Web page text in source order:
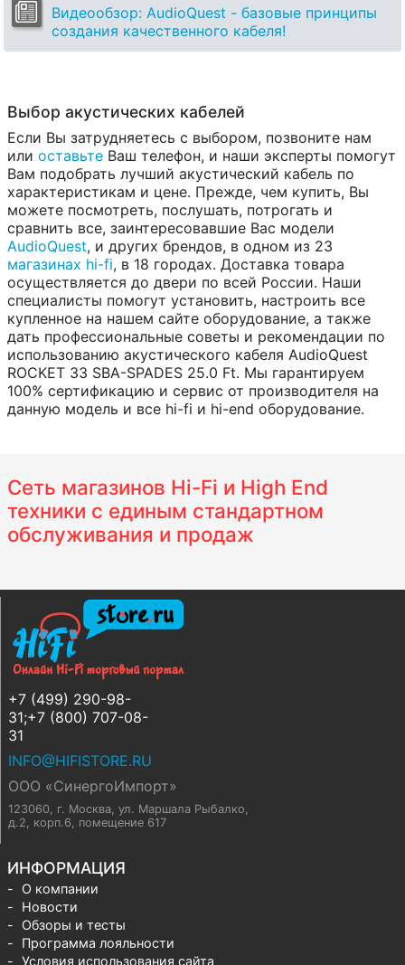
Видеообзор: AudioQuest - базовые принципы
создания качественного кабеля!
Выбор акустических кабелей
Если Вы затрудняетесь с выбором, позвоните нам
или оставьте Ваш телефон, и наши эксперты помогут
Вам подобрать лучший акустический кабель по
характеристикам и цене. Прежде, чем купить, Вы
можете посмотреть, послушать, потрогать и
сравнить все, заинтересовавшие Вас модели
AudioQuest, и других брендов, в одном из 23
магазинах hi-fi, в 18 городах. Доставка товара
осуществляется до двери по всей России. Наши
специалисты помогут установить, настроить все
купленное на нашем сайте оборудование, а также
дать профессиональные советы и рекомендации по
использованию акустического кабеля AudioQuest
ROCKET 33 SBA-SPADES 25.0 Ft. Мы гарантируем
100% сертификацию и сервис от производителя на
данную модель и все hi-fi и hi-end оборудование.
Сеть магазинов Hi-Fi и High End
техники с единым стандартном
обслуживания и продаж
+7 (499) 290-98-
31;+7 (800) 707-08-
31
INFO@HIFISTORE.RU
ООО «СинергоИмпорт»
123060, г. Москва, ул. Маршала Рыбалко,
д.2, корп.6, помещение 617
ИНФОРМАЦИЯ
О компании
Новости
Обзоры и тесты
Программа лояльности
Условия использования сайта